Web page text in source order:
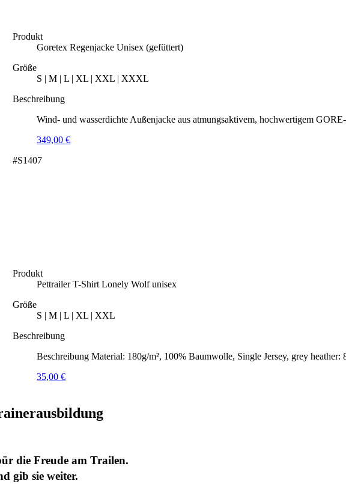
Produkt
Goretex Regenjacke Unisex (gefüttert)
Größe
S | M | L | XL | XXL | XXXL
Beschreibung
Wind- und wasserdichte Außenjacke aus atmungsaktivem, hochwertigem
349,00€
#S1407
Produkt
Pettrailer T-Shirt Lonely Wolf unisex
Größe
S | M | L | XL | XXL
Beschreibung
Beschreibung Material: 180g/m², 100% Baumwolle, Single Jersey, grey
35,00€
die Freude am Trailen.
gib sie weiter.